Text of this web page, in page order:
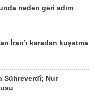
neden geri adım
İran’ı karadan kuşatma
Sühreverdî; Nur